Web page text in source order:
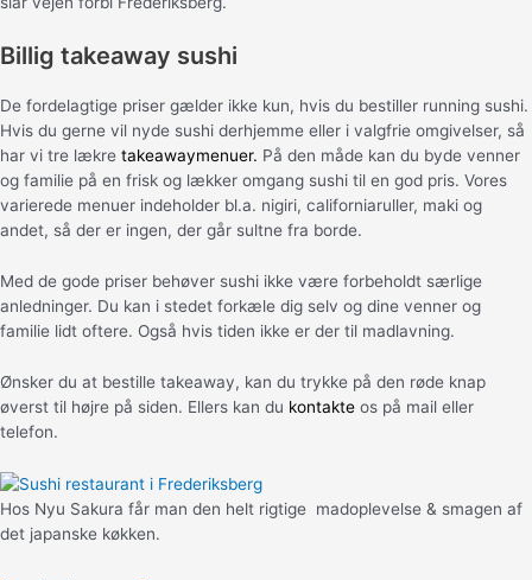
Billig takeaway sushi
De fordelagtige priser gælder ikke kun, hvis du bestiller running sushi.
Hvis du gerne vil nyde sushi derhjemme eller i valgfrie omgivelser, så
har vi tre lækre takeawaymenuer. På den måde kan du byde venner
og familie på en frisk og lækker omgang sushi til en god pris. Vores
varierede menuer indeholder bl.a. nigiri, californiaruller, maki og
andet, så der er ingen, der går sultne fra borde.
Med de gode priser behøver sushi ikke være forbeholdt særlige
anledninger. Du kan i stedet forkæle dig selv og dine venner og
familie lidt oftere. Også hvis tiden ikke er der til madlavning.
Ønsker du at bestille takeaway, kan du trykke på den røde knap
øverst til højre på siden. Ellers kan du kontakte os på mail eller
telefon.
Hos Nyu Sakura får man den helt rigtige madoplevelse & smagen af
det japanske køkken.